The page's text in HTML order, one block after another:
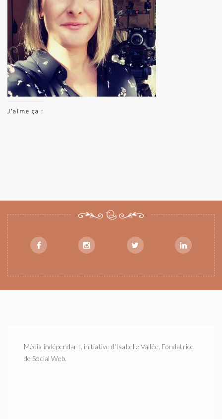
J’aime ça :
Média indépendant, initiative d'Isabelle Vallée, Fondatrice
de Social Web.